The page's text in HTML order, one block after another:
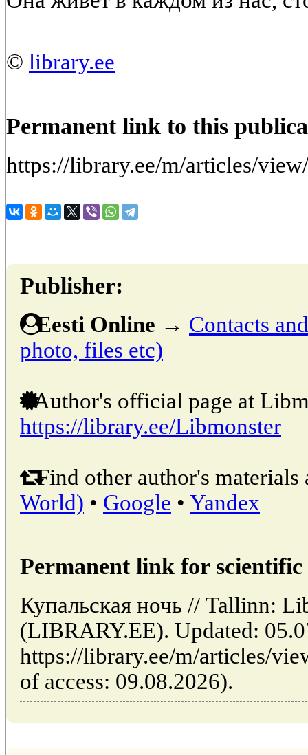
© library.ee
Permanent link to this
https://library.ee/m/articles/
Publisher:
Eesti Online → Contacts
photo, files etc)
Author's official page at
https://library.ee/Libmonster
Find other author's materials
World) • Google • Yandex
Permanent link for
Купальская ночь // Tallinn:
(LIBRARY.EE). Updated:
https://library.ee/m/articles/
of access: 09.08.2026).